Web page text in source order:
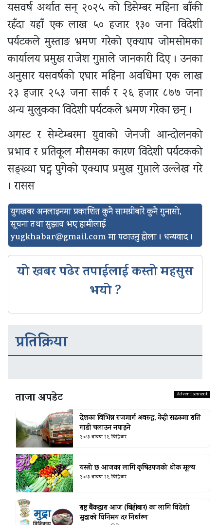
यसवर्ष अर्थात सन् २०२५ को डिसेम्बर महिना बाँकी
रहँदा यहाँ एक लाख ५० हजार १३० जना विदेशी
पर्यटकले मुस्ताङ भ्रमण गरेको एक्याप जोमसोमका
कार्यालय प्रमुख राजेश गुप्ताले जानकारी दिए । उनका
अनुसार यसवर्षको एघार महिना अवधिमा एक लाख
२३ हजार २५३ जना सार्क र २६ हजार ८७७ जना
अन्य मुलुकका विदेशी पर्यटकले भ्रमण गरेका छन् ।
अगस्ट र सेम्टेम्बरमा युवाको जेनजी आन्दोलनको
प्रभाव र प्रतिकूल मौसमका कारण विदेशी पर्यटकको
सङ्ख्या घट्न पुगेको एक्याप प्रमुख गुप्ताले उल्लेख गरे
। रासस
युगखबर अनलाइनमा प्रकाशित कुनै सामग्रीबारे कुनै गुनासो,
सूचना तथा सुझाव भए हामीलाई
yugkhabar@gmail.comमा पठाउनु होला । धन्यवाद ।
यो खबर पढेर तपाईलाई कस्तो महसुस
भयो ?
प्रतिक्रिया
ताजा अपडेट
देशका विभिन्न राजमार्ग अवरुद्ध, केही सडकमा राति
गाडी चलाउन नपाइने
२०८३ श्रावण २१, बिहिबार
यस्तो छ आजका लागि कृषिउपजको थोक मूल्य
२०८३ श्रावण २१, बिहिबार
राष्ट्र बैंकद्धारा आज (बिहीबार) का लागि विदेशी
मुद्राको विनिमय दर निर्धारण